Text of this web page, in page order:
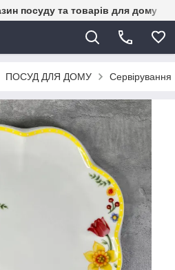
посуду та товарів для дому
ПОСУД ДЛЯ ДОМУ Сервірування